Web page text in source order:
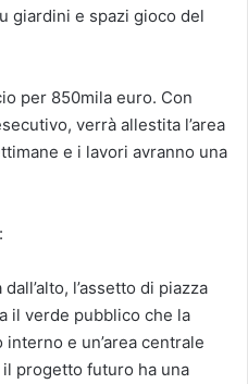
giardini e spazi gioco del
per 850mila euro. Con
verrà allestita l’area
e i lavori avranno una
l’assetto di piazza
il verde pubblico che la
e un’area centrale
il progetto futuro ha una